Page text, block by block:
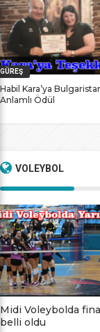
2017
GÜREŞ
Habil Kara’ya
Anlamlı Ödül
VOLEYBOL
Midi Voleybolda
belli oldu